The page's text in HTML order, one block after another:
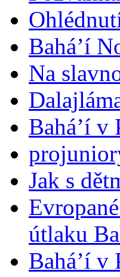
Bahá’í
Na
Bahá’í v
Jak s
útlaku
Bahá’í v